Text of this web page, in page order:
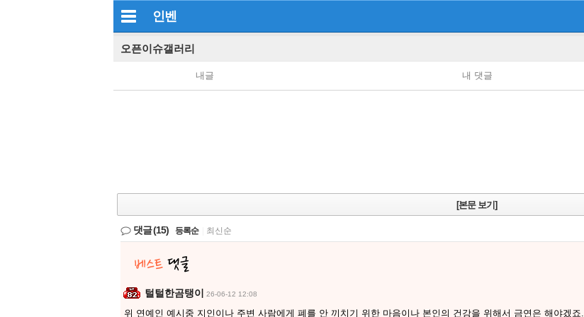
인벤
오픈이슈갤러리
내글 내 댓글
[본문 보기]
댓글(15) 등록순 최신순
털털한곰탱이 26-06-12 12:08
위 연예인 예시중 지인이나 주변 사람에게 폐를 안 끼치기 위한 마음이나 본인의 건강을 위해서 금연은 해야겠죠.